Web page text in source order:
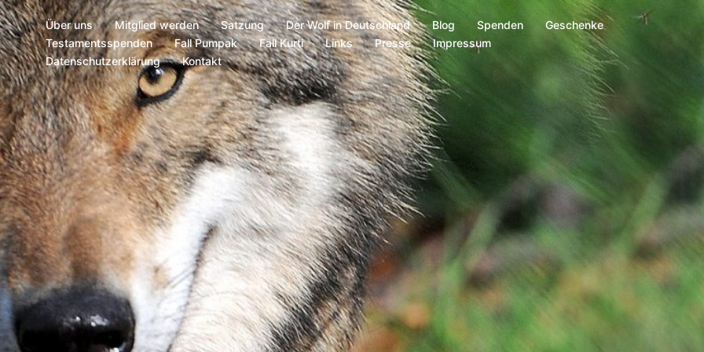
Über uns Mitglied werden Satzung Der Wolf in Deutschland Blog Spenden
Geschenke
Testamentsspenden
Fall Pumpak Fall Kurti Links Presse
Impressum
Datenschutzerklärung
Kontakt